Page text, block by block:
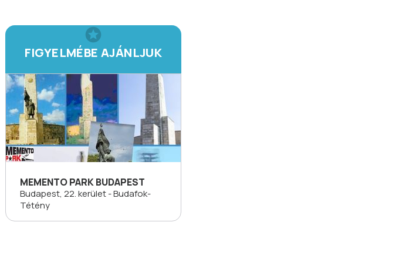
FIGYELMÉBE AJÁNLJUK
MEMENTO PARK BUDAPEST
Budapest, 22. kerület - Budafok-
Tétény